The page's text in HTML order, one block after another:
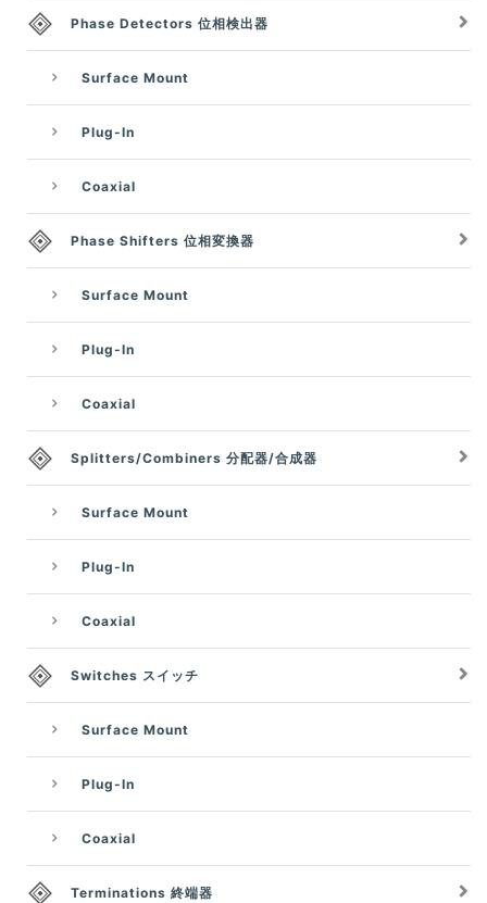
Phase Detectors 位相検出器
Surface Mount
Plug-In
Coaxial
Phase Shifters 位相変換器
Surface Mount
Plug-In
Coaxial
Splitters/Combiners 分配器/合成器
Surface Mount
Plug-In
Coaxial
Switches スイッチ
Surface Mount
Plug-In
Coaxial
Terminations 終端器